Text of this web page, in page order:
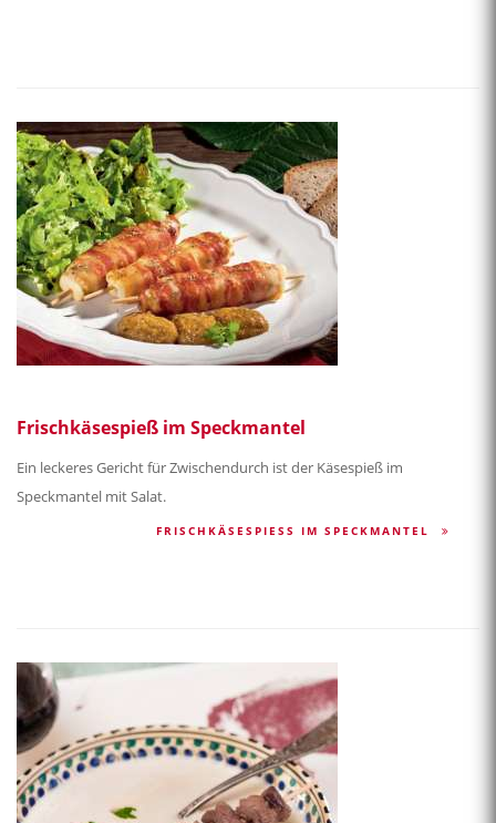
Frischkäsespieß im Speckmantel
Ein leckeres Gericht für Zwischendurch ist der Käsespieß im
Speckmantel mit Salat.
FRISCHKÄSESPIESS IM SPECKMANTEL